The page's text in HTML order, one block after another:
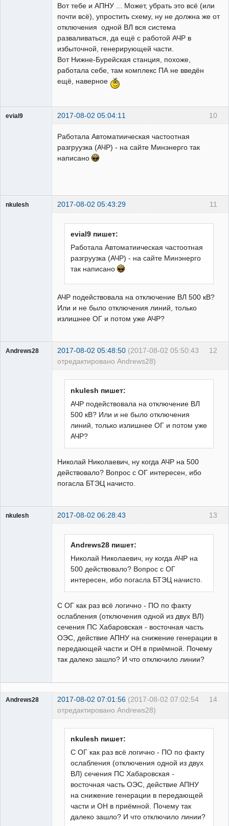
Вот тебе и АПНУ ... Может, убрать это всё (или
почти всё), упростить схему, ну не должна же от
отключения одной ВЛ вся система
разваливаться, да ещё с работой АЧР в
избыточной, генерирующей части.
Вот Нижне-Бурейская станция, похоже,
работала себе, там комплекс ПА не введён
ещё, наверное
10
evial9 2017-08-02 05:04:11
Работала Автоматиическая частоотная
разгруузка (АЧР) - на сайте Минэнерго так
написано
11
nkulesh 2017-08-02 05:43:29
evial9 пишет:
Работала Автоматиическая частоотная
разгруузка (АЧР) - на сайте Минэнерго
так написано
АЧР подействовала на отключение ВЛ 500 кВ?
Или и не было отключения линий, только
излишнее ОГ и потом уже АЧР?
12
Andrews28 2017-08-02 05:48:50 (2017-08-02 05:50:43
отредактировано Andrews28)
nkulesh пишет:
АЧР подействовала на отключение ВЛ
500 кВ? Или и не было отключения
линий, только излишнее ОГ и потом уже
АЧР?
Николай Николаевич, ну когда АЧР на 500
действовало? Вопрос с ОГ интересен, ибо
погасла БТЭЦ начисто.
13
nkulesh 2017-08-02 06:28:43
Andrews28 пишет:
Николай Николаевич, ну когда АЧР на
500 действовало? Вопрос с ОГ
интересен, ибо погасла БТЭЦ начисто.
С ОГ как раз всё логично - ПО по факту
ослабления (отключения одной из двух ВЛ)
сечения ПС Хабаровская - восточная часть
ОЭС, действие АПНУ на снижение генерации в
передающей части и ОН в приёмной. Почему
так далеко зашло? И что отключило линии?
14
Andrews28 2017-08-02 07:01:56 (2017-08-02 07:02:54
отредактировано Andrews28)
nkulesh пишет:
С ОГ как раз всё логично - ПО по факту
ослабления (отключения одной из двух
ВЛ) сечения ПС Хабаровская -
восточная часть ОЭС, действие АПНУ
на снижение генерации в передающей
части и ОН в приёмной. Почему так
далеко зашло? И что отключило линии?